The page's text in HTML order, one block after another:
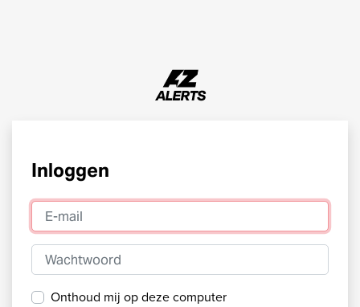
Inloggen
E-mail
Wachtwoord
Onthoud mij op deze computer